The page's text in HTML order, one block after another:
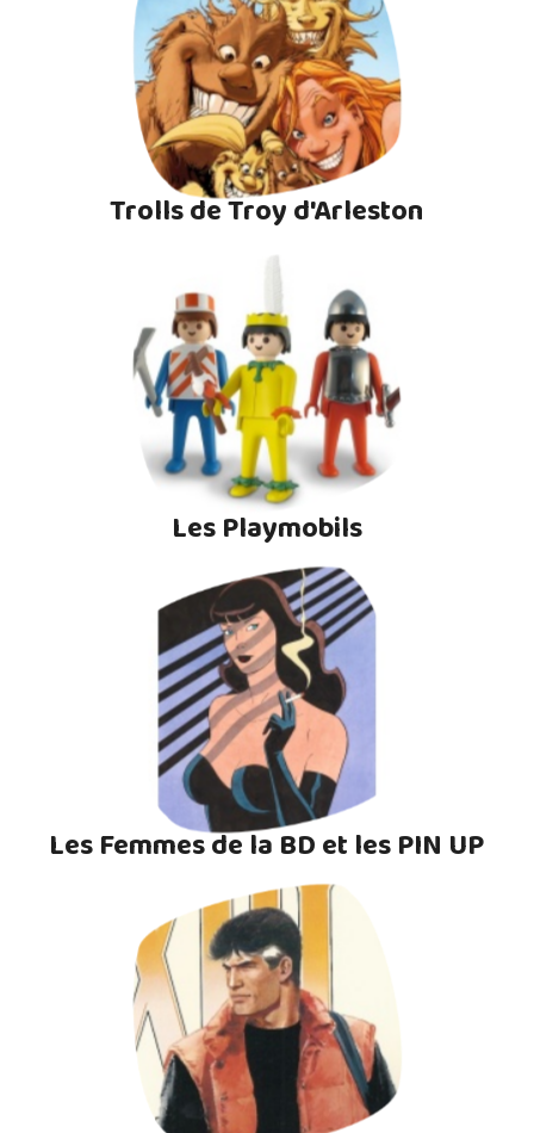
Trolls de Troy d'Arleston
Les Playmobils
Les Femmes de la BD et les PIN UP